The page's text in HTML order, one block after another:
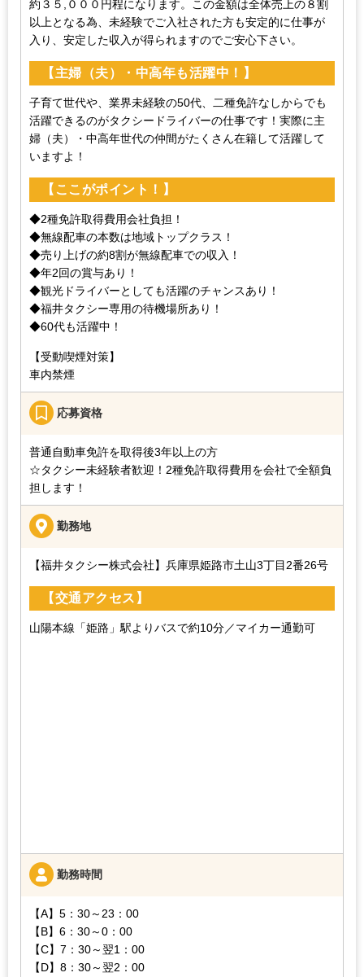
約３５,０００円程になります。この金額は全体売上の８割
以上となる為、未経験でご入社された方も安定的に仕事が
入り、安定した収入が得られますのでご安心下さい。
【主婦（夫）・中高年も活躍中！】
子育て世代や、業界未経験の50代、二種免許なしからでも
活躍できるのがタクシードライバーの仕事です！実際に主
婦（夫）・中高年世代の仲間がたくさん在籍して活躍して
いますよ！
【ここがポイント！】
◆2種免許取得費用会社負担！
◆無線配車の本数は地域トップクラス！
◆売り上げの約8割が無線配車での収入！
◆年2回の賞与あり！
◆観光ドライバーとしても活躍のチャンスあり！
◆福井タクシー専用の待機場所あり！
◆60代も活躍中！
【受動喫煙対策】
車内禁煙
応募資格
普通自動車免許を取得後3年以上の方
☆タクシー未経験者歓迎！2種免許取得費用を会社で全額負
担します！
勤務地
【福井タクシー株式会社】 兵庫県姫路市土山3丁目2番26号
【交通アクセス】
山陽本線「姫路」駅よりバスで約10分／マイカー通勤可
勤務時間
【A】5：30～23：00
【B】6：30～0：00
【C】7：30～翌1：00
【D】8：30～翌2：00